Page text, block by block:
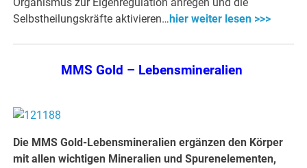
Selbstheilungskräfte aktivieren… hier weiter lesen >>>
MMS Gold – Lebensmineralien
Die MMS Gold-Lebensmineralien ergänzen den Körper
mit allen wichtigen Mineralien und Spurenelementen,